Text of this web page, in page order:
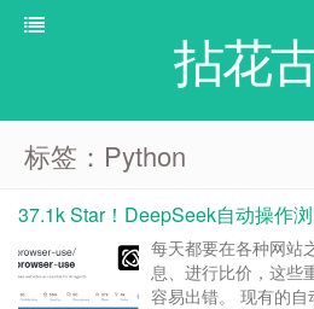
拈花
标签：Python
37.1k Star！DeepSeek自动操作
每天都要在各种网站
息、进行比价，这些
容易出错。 现有的